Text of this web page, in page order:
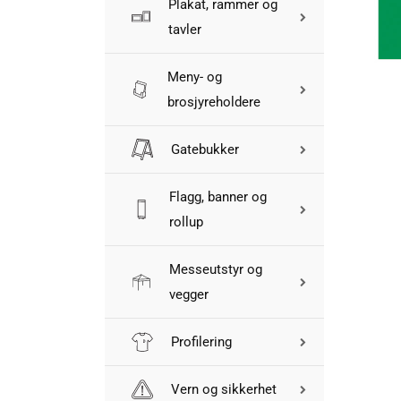
Plakat, rammer og
tavler
Meny- og
brosjyreholdere
Gatebukker
Flagg, banner og
rollup
Messeutstyr og
vegger
Profilering
Vern og sikkerhet